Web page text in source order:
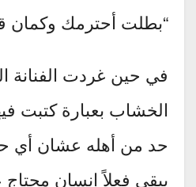
“بطلت أحترمك وكمان
في حين غردت الفنانة
الخشاب بعبارة كتبت
حد من أهله عشان أي
يبقي فعلاً إنسان محتاج